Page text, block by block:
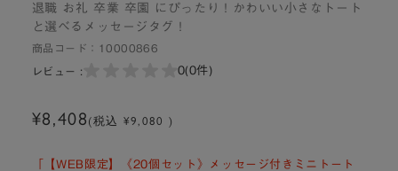
退職 お礼 卒業 卒園 にぴったり！かわいい小さなトート
と選べるメッセージタグ！
商品コード： 10000866
レビュー : 0(0件)
¥8,408(税込 ¥9,080 )
「【WEB限定】《20個セット》メッセージ付きミニトート